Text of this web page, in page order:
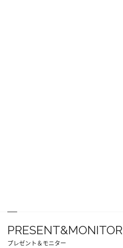
PRESENT&MONITOR
プレゼント＆モニター